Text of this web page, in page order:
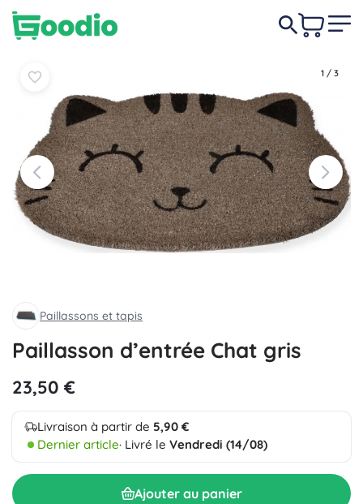
1 / 3
Paillassons et tapis
Paillasson d’entrée Chat gris
23,50 €
Livraison à partir de 5,90 €
Dernier article· Livré le Vendredi (14/08)
Ajouter au panier
23,50 € Au panier